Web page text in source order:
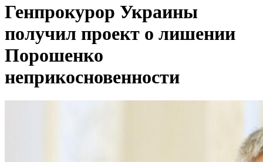
Генпрокурор Украины
получил проект о лишении
Порошенко
неприкосновенности